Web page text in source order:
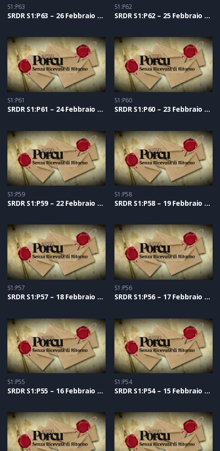
S1:P63
SRDR S1:P63 – 26 Febbraio 2021
S1:P62
SRDR S1:P62 – 25 Febbraio 2021
S1:P61
SRDR S1:P61 – 24 Febbraio 2021
S1:P60
SRDR S1:P60 – 23 Febbraio 2021
S1:P59
SRDR S1:P59 – 22 Febbraio 2021
S1:P58
SRDR S1:P58 – 19 Febbraio 2021
S1:P57
SRDR S1:P57 – 18 Febbraio 2021
S1:P56
SRDR S1:P56 – 17 Febbraio 2021
S1:P55
SRDR S1:P55 – 16 Febbraio 2021
S1:P54
SRDR S1:P54 – 15 Febbraio 2021